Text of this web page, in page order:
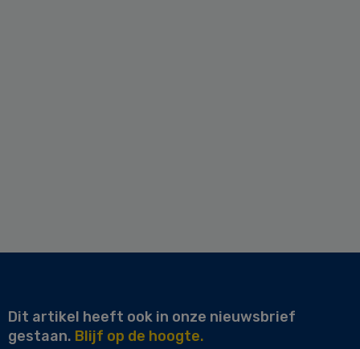
Dit artikel heeft ook in onze nieuwsbrief
gestaan. Blijf op de hoogte.